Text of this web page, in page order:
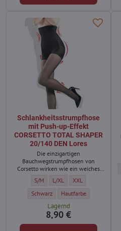
Schlankheitsstrumpfhose
mit Push-up-Effekt
CORSETTO TOTAL SHAPER
20/140 DEN Lores
Die einzigartigen
Bauchwegstrumpfhosen von
Corsetto wirken wie ein weiches
Korsett für Oberschenkel, Gesäß
und Hüfte.
Schlankheitsstrumpfhose mit
S/M Schlankheitsstrumpfhose
L/XL
XXL
Schlankheitsstrumpfhose mit Push-
Schwarz Hautfarbe
Lagernd
8,90 €